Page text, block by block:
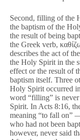
Second, filling of the
the baptism of the
the result of being
the Greek verb,
describes the act of
the Holy Spirit in the
effect or the result of
baptism itself. Three
Holy Spirit occurred
word “filling” is never
Spirit. In Acts 8:16,
meaning “to fall on”
who had not been
however, never said